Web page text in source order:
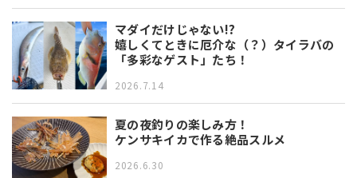
マダイだけじゃない!?
嬉しくてときに厄介な（？）タイラバの
「多彩なゲスト」たち！
2026.7.14
夏の夜釣りの楽しみ方！
ケンサキイカで作る絶品スルメ
2026.6.30